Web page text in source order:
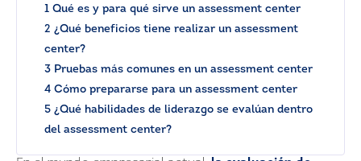
1 Qué es y para qué sirve un assessment center
2 ¿Qué beneficios tiene realizar un assessment
center?
3 Pruebas más comunes en un assessment center
4 Cómo prepararse para un assessment center
5 ¿Qué habilidades de liderazgo se evalúan dentro
del assessment center?